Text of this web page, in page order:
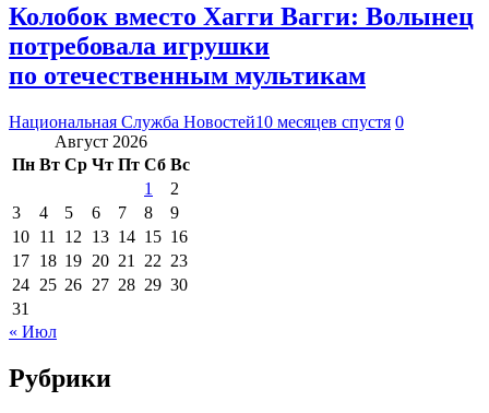
Колобок вместо Хагги Вагги: Волынец
потребовала игрушки
по отечественным мультикам
Национальная Служба Новостей10 месяцев спустя 0
Август 2026
Пн Вт Ср Чт Пт Сб Вс
1
2
3
4 5 6 7 8
9
10 11 12 13 14 15 16
17 18 19 20 21 22 23
24 25 26 27 28 29 30
31
« Июл
Рубрики